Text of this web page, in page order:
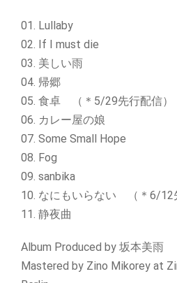
01. Lullaby
02. If I must die
03. 美しい雨
04. 帰郷
05. 食卓 （＊5/29先行配信）
06. カレー屋の娘
07. Some Small Hope
08. Fog
09. sanbika
10. なにもいらない （＊6/12
11. 静夜曲
Album Produced by 坂本美雨
Mastered by Zino Mikorey at